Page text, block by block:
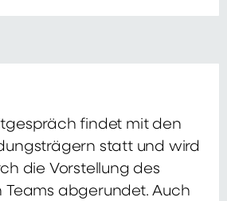
findet mit den
statt und wird
die Vorstellung des
Teams abgerundet. Auch